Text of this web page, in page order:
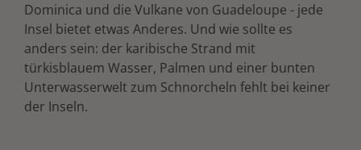
Dominica und die Vulkane von Guadeloupe - jede
Insel bietet etwas Anderes. Und wie sollte es
anders sein: der karibische Strand mit
türkisblauem Wasser, Palmen und einer bunten
Unterwasserwelt zum Schnorcheln fehlt bei keiner
der Inseln.